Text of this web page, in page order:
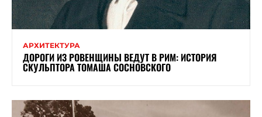
АРХИТЕКТУРА
ДОРОГИ ИЗ РОВЕНЩИНЫ ВЕДУТ В РИМ: ИСТОРИЯ
СКУЛЬПТОРА ТОМАША СОСНОВСКОГО